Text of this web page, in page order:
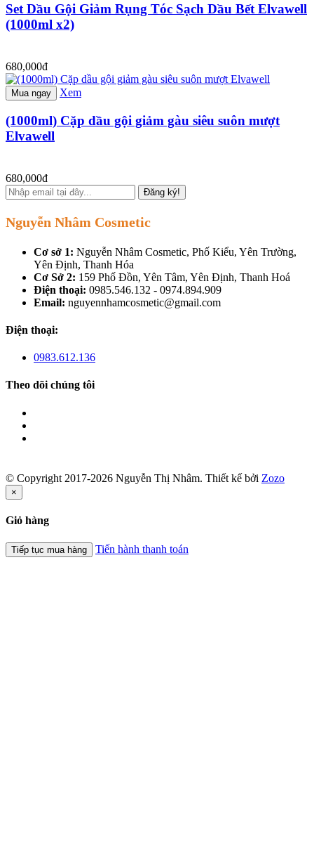
Set Dầu Gội Giảm Rụng Tóc Sạch Dầu Bết Elvawell
(1000ml x2)
680,000đ
Mua ngay Xem
(1000ml) Cặp dầu gội giảm gàu siêu suôn mượt
Elvawell
680,000đ
Đăng ký!
Nguyễn Nhâm Cosmetic
Cơ sở 1: Nguyễn Nhâm Cosmetic, Phố Kiểu, Yên Trường,
Yên Định, Thanh Hóa
Cơ Sở 2: 159 Phố Đồn, Yên Tâm, Yên Định, Thanh Hoá
Điện thoại: 0985.546.132 - 0974.894.909
Email: nguyennhamcosmetic@gmail.com
Điện thoại:
0983.612.136
Theo dõi chúng tôi
© Copyright 2017-2026 Nguyễn Thị Nhâm. Thiết kế bởi Zozo
×
Giỏ hàng
Tiếp tục mua hàng Tiến hành thanh toán